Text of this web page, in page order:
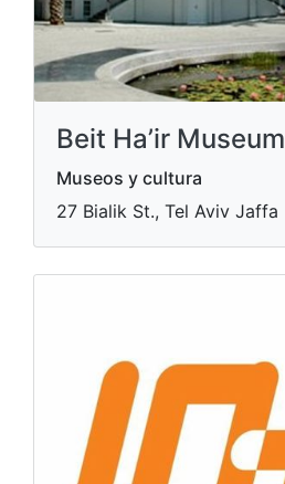
Beit Ha’ir Museum
Museos y cultura
27 Bialik St., Tel Aviv Jaffa